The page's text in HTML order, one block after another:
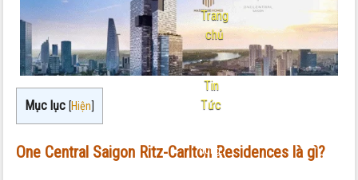
Trang
chủ
-
Tin
Tức
dung:
Mục lục [Hiện]
One Central Saigon Ritz-Carlton Residences là gì?